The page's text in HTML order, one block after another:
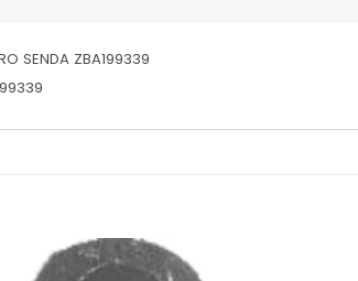
SENDA ZBA199339